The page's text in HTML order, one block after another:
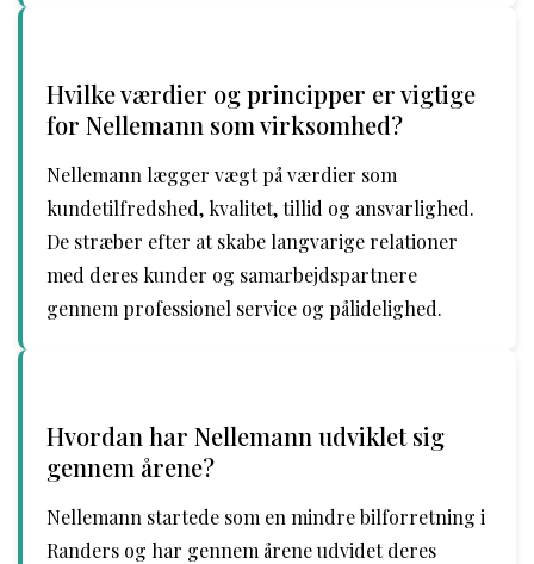
Hvilke værdier og principper er vigtige
for Nellemann som virksomhed?
Nellemann lægger vægt på værdier som
kundetilfredshed, kvalitet, tillid og ansvarlighed.
De stræber efter at skabe langvarige relationer
med deres kunder og samarbejdspartnere
gennem professionel service og pålidelighed.
Hvordan har Nellemann udviklet sig
gennem årene?
Nellemann startede som en mindre bilforretning i
Randers og har gennem årene udvidet deres